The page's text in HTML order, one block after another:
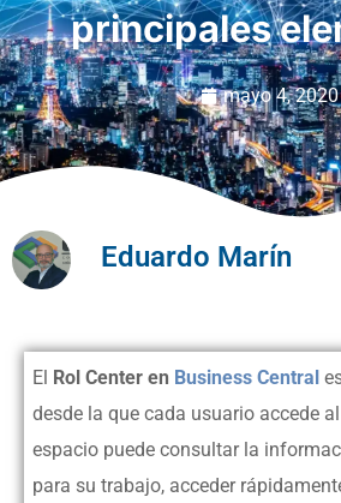
principales
mayo 4, 2020
Eduardo Marín
El Rol Center en Business Central
desde la que cada usuario accede al
espacio puede consultar la
para su trabajo, acceder